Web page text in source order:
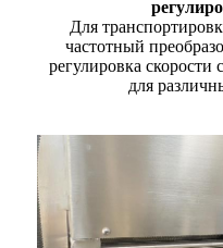
Для
частотный
регулировка скорости
для